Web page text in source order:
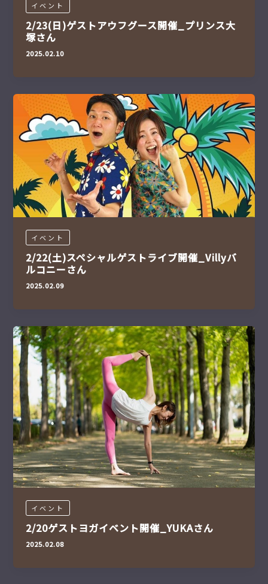
イベント
2/23(日)ゲストアウフグース開催_プリンス大
塚さん
2025.02.10
イベント
2/22(土)スペシャルゲストライブ開催_Villyバ
ルコニーさん
2025.02.09
イベント
2/20ゲストヨガイベント開催_YUKAさん
2025.02.08